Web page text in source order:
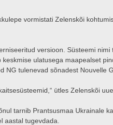
vormistati Zelenskõi
versioon. Süsteemi
ulatusega maapealset
NG tulenevad sõnadest Nouvelle
ütles Zelenskõi
tarnib Prantsusmaa Ukrainale
aastal tugevdada.